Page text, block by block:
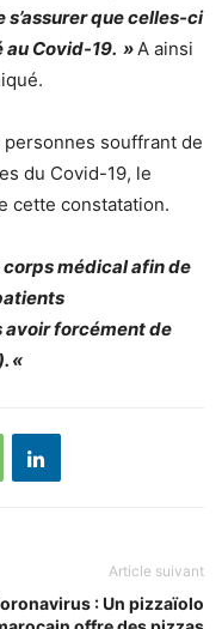
que celles-ci
au Covid-19. »A ainsi
souffrant de
du Covid-19, le
cette constatation.
médical afin de
forcément de
«
Article suivant
: Un pizzaïolo